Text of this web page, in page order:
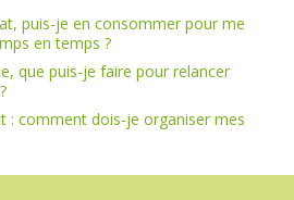
puis-je en consommer pour me
en temps ?
que puis-je faire pour relancer
: comment dois-je organiser mes